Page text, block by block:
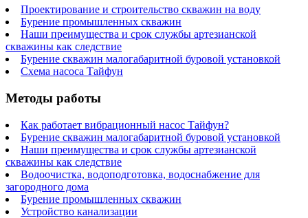
Проектирование и строительство скважин на воду
Бурение промышленных скважин
Наши преимущества и срок службы артезианской
скважины как следствие
Бурение скважин малогабаритной буровой установкой
Схема насоса Тайфун
Методы работы
Как работает вибрационный насос Тайфун?
Бурение скважин малогабаритной буровой установкой
Наши преимущества и срок службы артезианской
скважины как следствие
Водоочистка, водоподготовка, водоснабжение для
загородного дома
Бурение промышленных скважин
Устройство канализации